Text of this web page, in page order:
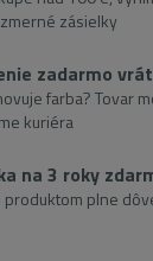
zásielky
zadarmo
farba? Tovar
kuriéra
na 3 roky
produktom plne